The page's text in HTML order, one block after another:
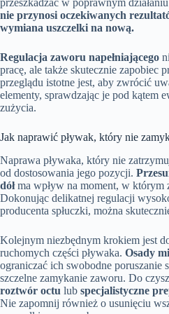
przeszkadzać w poprawnym
nie przynosi oczekiwanych
wymiana uszczelki na nową.
Regulacja zaworu napełniającego
pracę, ale także skutecznie zapobiec
przeglądu istotne jest, aby zwrócić
elementy, sprawdzając je pod kątem
zużycia.
Jak naprawić pływak, który nie
Naprawa pływaka, który nie
od dostosowania jego pozycji.
dółma wpływ na moment, w którym
Dokonując delikatnej regulacji
producenta spłuczki, można
Kolejnym niezbędnym krokiem jest
ruchomych części pływaka. Osady
ograniczać ich swobodne poruszanie
szczelne zamykanie zaworu. Do
roztwór octu lub specjalistyczne
Nie zapomnij również o usunięciu